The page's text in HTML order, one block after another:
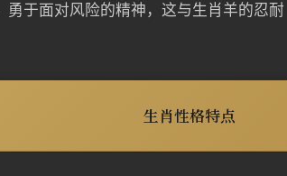
勇于面对风险的精神，这与生肖羊的忍耐
生肖性格特点